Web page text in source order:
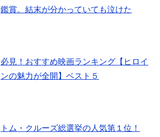
鑑賞。結末が分かっていても泣けた
必見！おすすめ映画ランキング【ヒロイ
ンの魅力が全開】ベスト５
トム・クルーズ総選挙の人気第１位！